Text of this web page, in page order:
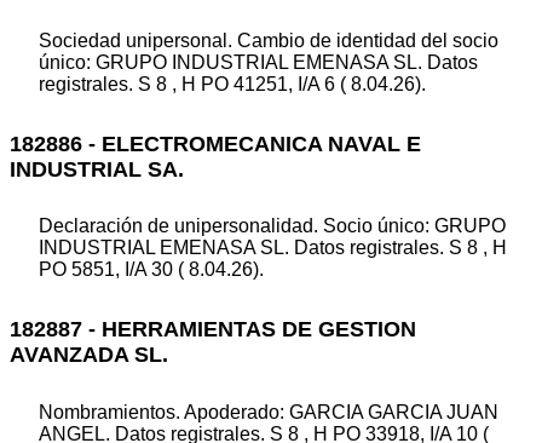
Sociedad unipersonal. Cambio de identidad del socio
único: GRUPO INDUSTRIAL EMENASA SL. Datos
registrales. S 8 , H PO 41251, I/A 6 ( 8.04.26).
182886 - ELECTROMECANICA NAVAL E
INDUSTRIAL SA.
Declaración de unipersonalidad. Socio único: GRUPO
INDUSTRIAL EMENASA SL. Datos registrales. S 8 , H
PO 5851, I/A 30 ( 8.04.26).
182887 - HERRAMIENTAS DE GESTION
AVANZADA SL.
Nombramientos. Apoderado: GARCIA GARCIA JUAN
ANGEL. Datos registrales. S 8 , H PO 33918, I/A 10 (